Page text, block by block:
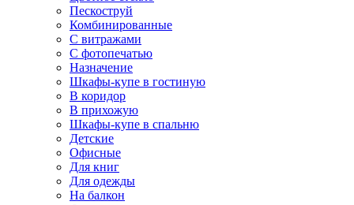
Пескоструй
Комбинированные
С витражами
С фотопечатью
Назначение
Шкафы-купе в гостиную
В коридор
В прихожую
Шкафы-купе в спальню
Детские
Офисные
Для книг
Для одежды
На балкон